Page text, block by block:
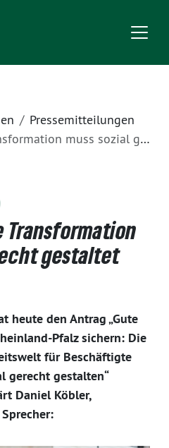
Pressemitteilungen
muss sozial gerecht gestaltet werden
Transformation
gestaltet
heute den Antrag „Gute
Pfalz sichern: Die
für Beschäftigte
gerecht gestalten“
Daniel Köbler,